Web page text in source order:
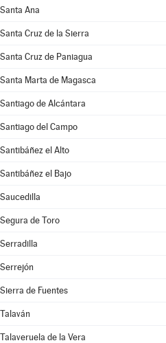
Santa Ana
Santa Cruz de la Sierra
Santa Cruz de Paniagua
Santa Marta de Magasca
Santiago de Alcántara
Santiago del Campo
Santibáñez el Alto
Santibáñez el Bajo
Saucedilla
Segura de Toro
Serradilla
Serrejón
Sierra de Fuentes
Talaván
Talaveruela de la Vera